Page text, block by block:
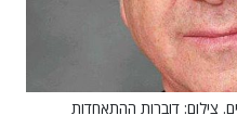
צילום: דוברות ההתאחדות